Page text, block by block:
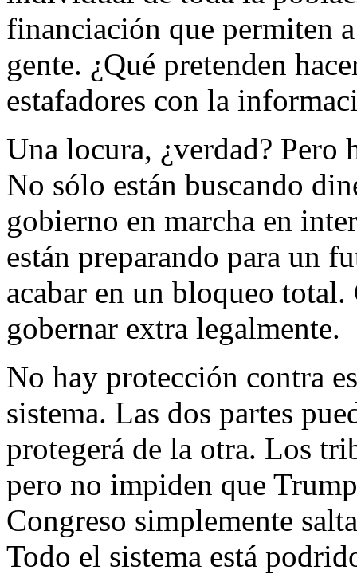
financiación que permiten
gente. ¿Qué pretenden
estafadores con la
Una locura, ¿verdad? Pero
No sólo están buscando
gobierno en marcha en
están preparando para un
acabar en un bloqueo
gobernar extra legalmente.
No hay protección contra
sistema. Las dos partes
protegerá de la otra. Los
pero no impiden que
Congreso simplemente
Todo el sistema está